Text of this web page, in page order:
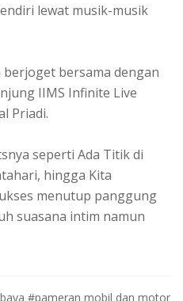
lewat musik-musik
bersama dengan
IIMS Infinite Live
Priadi.
seperti Ada Titik di
hingga Kita
menutup panggung
suasana intim namun
#pameran mobil dan motor